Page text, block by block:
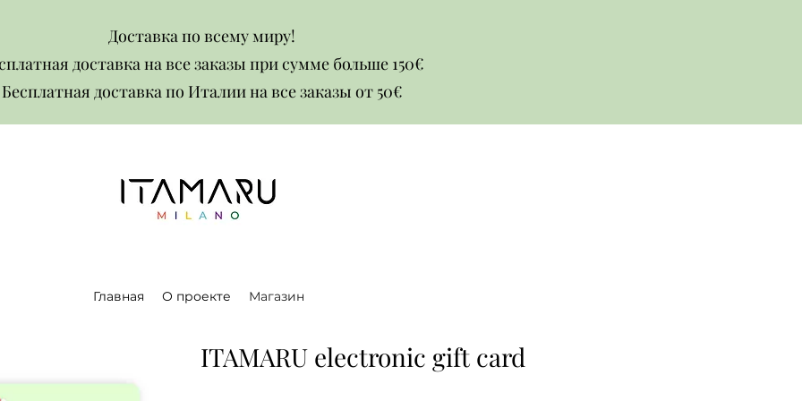
Доставка по всему миру!
доставка на все заказы при сумме больше 150€
Бесплатная доставка по Италии на все заказы от 50€​​​
Главная О проекте Магазин
ITAMARU electronic gift card